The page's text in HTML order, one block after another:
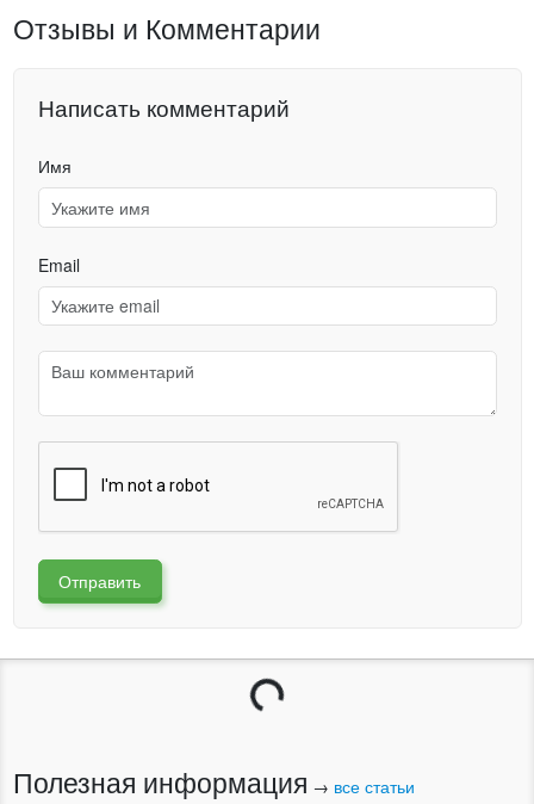
Отзывы и Комментарии
Написать комментарий
Имя
Email
Отправить
Загрузка...
Полезная информация → все статьи